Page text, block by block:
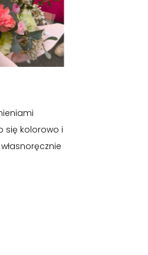
się kolorowo i